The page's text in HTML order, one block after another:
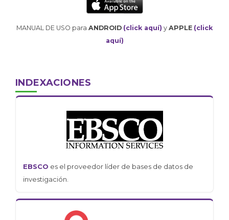
MANUAL DE USO para ANDROID (click aquí) y APPLE (click
aquí)
INDEXACIONES
EBSCO es el proveedor líder de bases de datos de
investigación.